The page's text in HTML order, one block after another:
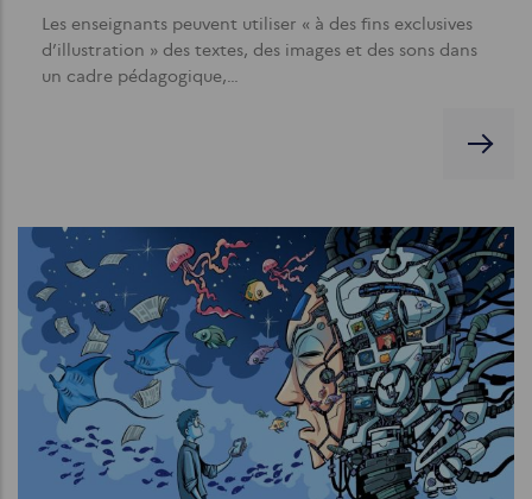
Les enseignants peuvent utiliser « à des fins exclusives
d’illustration » des textes, des images et des sons dans
un cadre pédagogique,…